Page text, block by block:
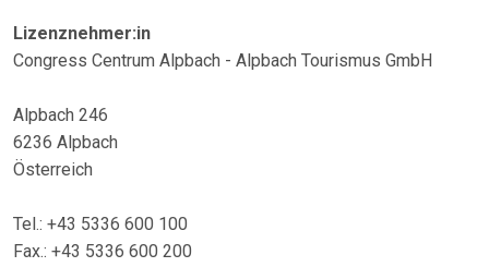
Lizenznehmer:in
Congress Centrum Alpbach - Alpbach Tourismus GmbH
Alpbach 246
6236 Alpbach
Österreich
Tel.: +43 5336 600 100
Fax.: +43 5336 600 200